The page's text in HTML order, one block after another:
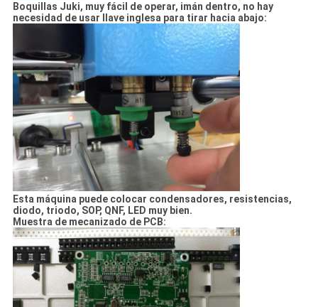
Boquillas Juki, muy fácil de operar, imán dentro, no hay
necesidad de usar llave inglesa para tirar hacia abajo:
Esta máquina puede colocar condensadores, resistencias,
diodo, triodo, SOP, QNF, LED muy bien.
Muestra de mecanizado de PCB: